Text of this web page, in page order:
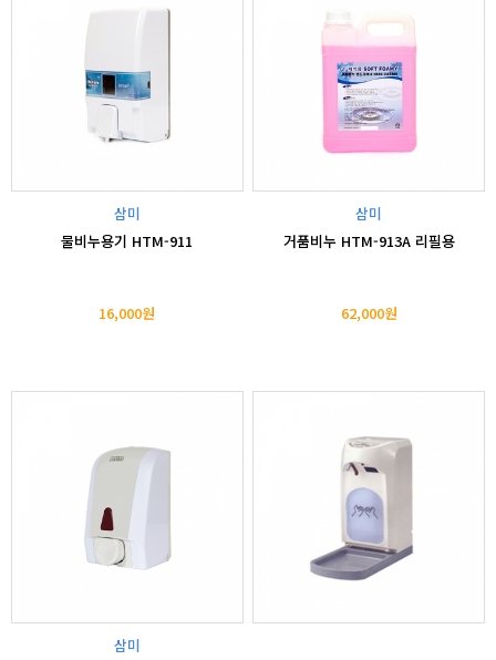
삼미
물비누용기 HTM-911
16,000원
삼미
거품비누 HTM-913A 리필용
62,000원
삼미